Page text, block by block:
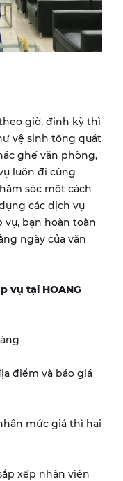
giờ, định kỳ thì
vệ sinh tổng quát
ghế văn phòng,
luôn đi cùng
sóc một cách
các dịch vụ
bạn hoàn toàn
ngày của văn
vụ tại HOANG
điểm và báo giá
mức giá thì hai
xếp nhân viên